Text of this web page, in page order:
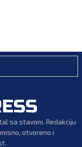
sa stavom. Redakciju
otvoreno i